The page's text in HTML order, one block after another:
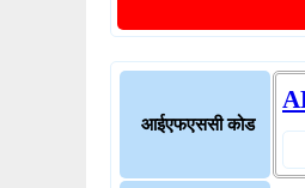
आईएफएससी कोड